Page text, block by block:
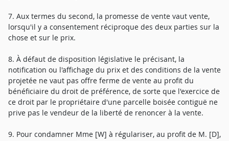
7. Aux termes du second, la promesse de vente vaut vente,
lorsqu'il y a consentement réciproque des deux parties sur la
chose et sur le prix.
8. À défaut de disposition législative le précisant, la
notification ou l'affichage du prix et des conditions de la vente
projetée ne vaut pas offre ferme de vente au profit du
bénéficiaire du droit de préférence, de sorte que l'exercice de
ce droit par le propriétaire d'une parcelle boisée contiguë ne
prive pas le vendeur de la liberté de renoncer à la vente.
9. Pour condamner Mme [W] à régulariser, au profit de M. [D],